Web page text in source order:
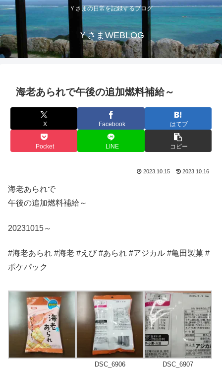
Ｙさまの日常を記録するブログ
ＹさまWEBLOG
海老あられで午後の追加燃料補給～
X Facebook はてブ
Pocket LINE コピー
2023.10.15 2023.10.16
海老あられで
午後の追加燃料補給～
20231015～
#海老あられ #海老 #えび #あられ #アジカル #亀田製菓 #
ポケパック
DSC_6906 DSC_6907